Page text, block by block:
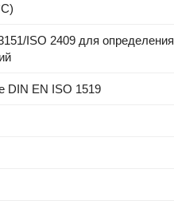
ISO 2409 для определения
DIN EN ISO 1519